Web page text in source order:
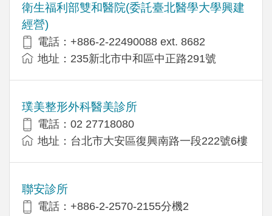
衛生福利部雙和醫院(委託臺北醫學大學興建
經營)
電話：+​886-2-22490088 ext. 8682
地址：​235新北市中和區中正路291號
璞美整形外科醫美診所
電話：02 27718080
地址：台北市大安區復興南路一段222號6樓
聯安診所
電話：+886-2-2570-2155分機2